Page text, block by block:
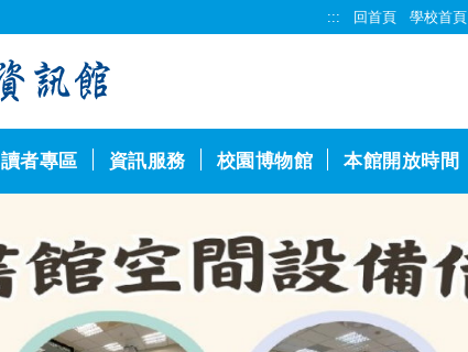
::: 回首頁 學校首頁
讀者專區 資訊服務 校園博物館 本館開放時間